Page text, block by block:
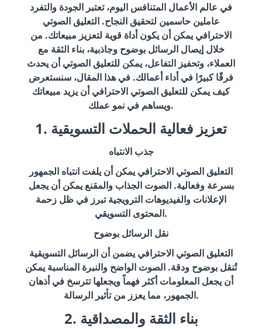
في عالم الأعمال المتنافس اليوم، تعتبر الجودة والتفرد
عاملين حاسمين لتحقيق النجاح. التعليق الصوتي
الاحترافي يمكن أن يكون أداة قوية لتعزيز مبيعاتك. من
خلال إيصال الرسائل بوضوح وجاذبية، بناء الثقة مع
العملاء، وتحفيز التفاعل، يمكن للتعليق الصوتي أن يحدث
فرقًا كبيرًا في أداء أعمالك. في هذا المقال، سنستعرض
كيف يمكن للتعليق الصوتي الاحترافي أن يزيد مبيعاتك
ويساهم في نمو عملك.
1. تعزيز فعالية الحملات التسويقية
جذب الانتباه
التعليق الصوتي الاحترافي يمكن أن يلفت انتباه الجمهور
بسرعة وفعالية. الصوت الجذاب والمقنع يمكن أن يجعل
الإعلانات والفيديوهات الترويجية تبرز في ظل زحمة
المحتوى التسويقي.
نقل الرسائل بوضوح
التعليق الصوتي الاحترافي يضمن أن الرسائل التسويقية
تُنقل بوضوح ودقة. الصوت الواضح والنبرة المناسبة يمكن
أن يجعل المعلومات أكثر فهماً ويجعلها تترسخ في أذهان
الجمهور، مما يعزز من تأثير الرسالة.
2. بناء الثقة والمصداقية